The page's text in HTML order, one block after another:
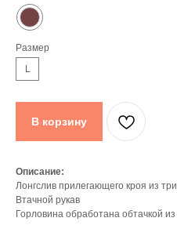
Размер
L
В корзину
Описание:
Лонгслив прилегающего кроя из
Втачной рукав
Горловина обработана обтачкой